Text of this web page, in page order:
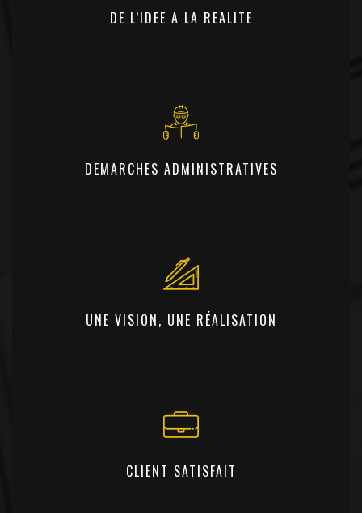
DE L’IDEE A LA REALITE
DEMARCHES ADMINISTRATIVES
UNE VISION, UNE RÉALISATION
CLIENT SATISFAIT